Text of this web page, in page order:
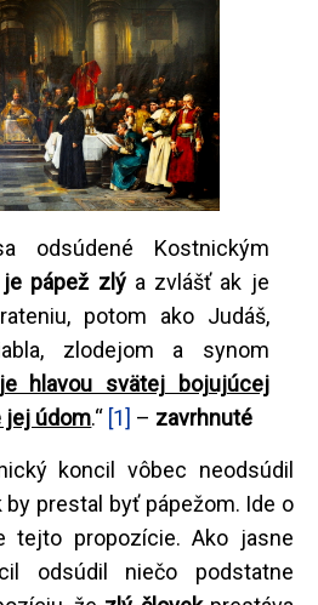
odsúdené Kostnickým
pápež zlý a zvlášť ak je
potom ako Judáš,
zlodejom a synom
hlavou svätej bojujúcej
jej údom.“ [1] – zavrhnuté
koncil vôbec neodsúdil
prestal byť pápežom. Ide o
tejto propozície. Ako jasne
odsúdil niečo podstatne